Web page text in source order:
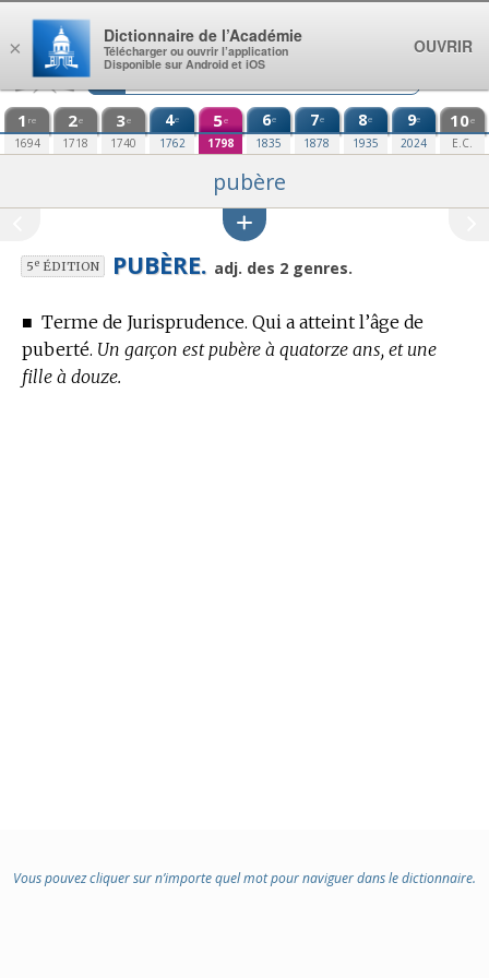
Aller au contenu
1 re
1694
2e
1718
3e
1740
4e
1762
5e
1798
6e
1835
7e
1878
8e
1935
9e
2024
10e
E.C.
pubère
5eÉDITION PUBÈRE. adj. des 2 genres.
■ Terme de Jurisprudence. Qui a atteint l’âge de
puberté. Un garçon est pubère à quatorze ans, et une
fille à douze.
Vous pouvez cliquer sur n’importe quel mot pour naviguer dans le dictionnaire.
×
Dictionnaire de l’Académie
Télécharger ou ouvrir l’application
Disponible sur Android et iOS
OUVRIR